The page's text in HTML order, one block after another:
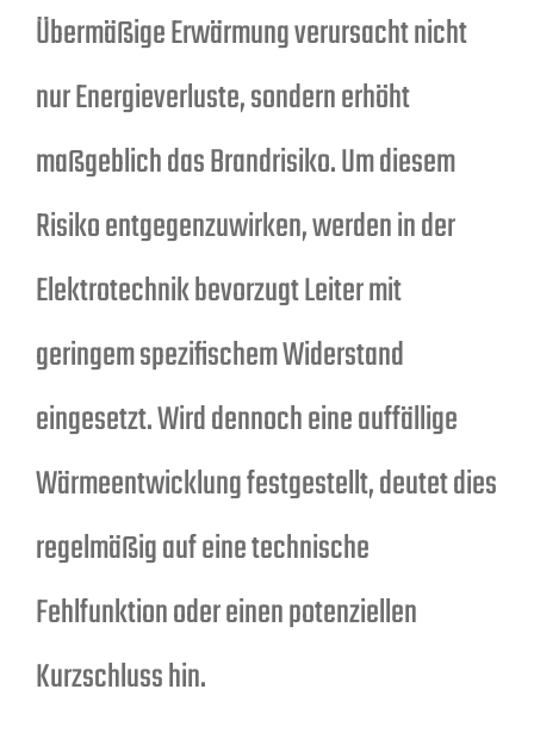
Übermäßige Erwärmung verursacht nicht
nur Energieverluste, sondern erhöht
maßgeblich das Brandrisiko. Um diesem
Risiko entgegenzuwirken, werden in der
Elektrotechnik bevorzugt Leiter mit
geringem spezifischem Widerstand
eingesetzt. Wird dennoch eine auffällige
Wärmeentwicklung festgestellt, deutet dies
regelmäßig auf eine technische
Fehlfunktion oder einen potenziellen
Kurzschluss hin.